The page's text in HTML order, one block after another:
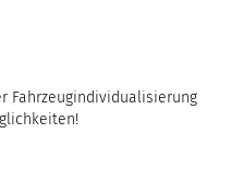
Fahrzeugindividualisierung